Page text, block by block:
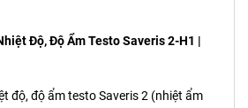
Độ, Độ Ẩm Testo Saveris 2-H1 |
độ, độ ẩm testo Saveris 2 (nhiệt ẩm